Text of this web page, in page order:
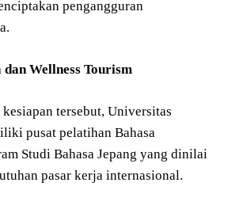
pengangguran
dan Wellness Tourism
tersebut, Universitas
pusat pelatihan Bahasa
Studi Bahasa Jepang yang dinilai
pasar kerja internasional.